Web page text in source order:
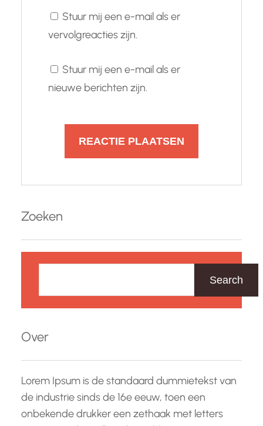
Stuur mij een e-mail als er
vervolgreacties zijn.
Stuur mij een e-mail als er
nieuwe berichten zijn.
Zoeken
k
n
Search
Over
Lorem Ipsum is de standaard dummietekst van
de industrie sinds de 16e eeuw, toen een
onbekende drukker een zethaak met letters